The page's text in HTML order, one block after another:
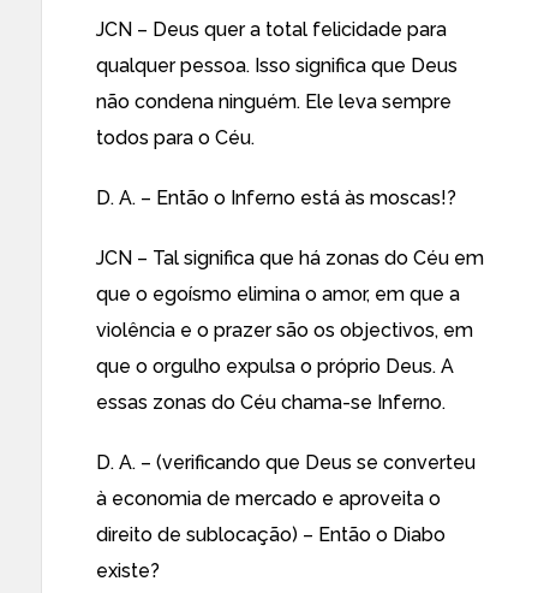
JCN – Deus quer a total felicidade para
qualquer pessoa. Isso significa que Deus
não condena ninguém. Ele leva sempre
todos para o Céu.
D. A. – Então o Inferno está às moscas!?
JCN – Tal significa que há zonas do Céu em
que o egoísmo elimina o amor, em que a
violência e o prazer são os objectivos, em
que o orgulho expulsa o próprio Deus. A
essas zonas do Céu chama-se Inferno.
D. A. – (verificando que Deus se converteu
à economia de mercado e aproveita o
direito de sublocação) – Então o Diabo
existe?